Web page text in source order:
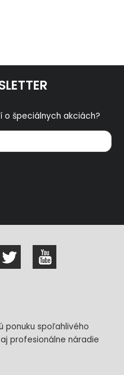
špeciálnych akciách?
ponuku spoľahlivého
profesionálne náradie